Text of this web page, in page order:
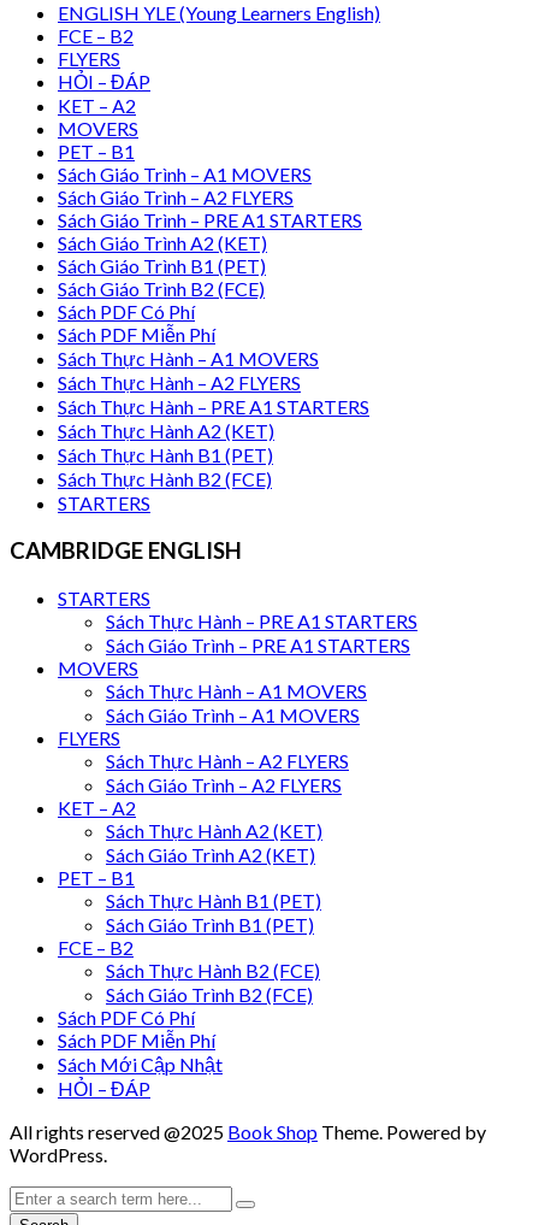
ENGLISH YLE (Young Learners English)
FCE – B2
FLYERS
HỎI – ĐÁP
KET – A2
MOVERS
PET – B1
Sách Giáo Trình – A1 MOVERS
Sách Giáo Trình – A2 FLYERS
Sách Giáo Trình – PRE A1 STARTERS
Sách Giáo Trình A2 (KET)
Sách Giáo Trình B1 (PET)
Sách Giáo Trình B2 (FCE)
Sách PDF Có Phí
Sách PDF Miễn Phí
Sách Thực Hành – A1 MOVERS
Sách Thực Hành – A2 FLYERS
Sách Thực Hành – PRE A1 STARTERS
Sách Thực Hành A2 (KET)
Sách Thực Hành B1 (PET)
Sách Thực Hành B2 (FCE)
STARTERS
CAMBRIDGE ENGLISH
STARTERS
Sách Thực Hành – PRE A1 STARTERS
Sách Giáo Trình – PRE A1 STARTERS
MOVERS
Sách Thực Hành – A1 MOVERS
Sách Giáo Trình – A1 MOVERS
FLYERS
Sách Thực Hành – A2 FLYERS
Sách Giáo Trình – A2 FLYERS
KET – A2
Sách Thực Hành A2 (KET)
Sách Giáo Trình A2 (KET)
PET – B1
Sách Thực Hành B1 (PET)
Sách Giáo Trình B1 (PET)
FCE – B2
Sách Thực Hành B2 (FCE)
Sách Giáo Trình B2 (FCE)
Sách PDF Có Phí
Sách PDF Miễn Phí
Sách Mới Cập Nhật
HỎI – ĐÁP
All rights reserved @2025 Book Shop Theme. Powered by
WordPress.